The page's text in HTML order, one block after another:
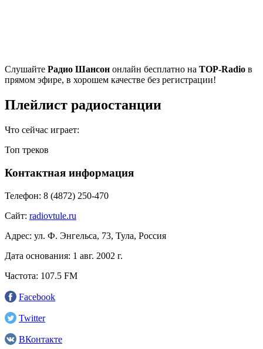
Cлушайте Радио Шансон онлайн бесплатно на TOP-Radio в
прямом эфире, в хорошем качестве без регистрации!
Плейлист радиостанции
Что сейчас играет:
Топ треков
Контактная информация
Телефон: 8 (4872) 250-470
Сайт: radiovtule.ru
Адрес: ул. Ф. Энгельса, 73, Тула, Россия
Дата основания: 1 авг. 2002 г.
Частота: 107.5 FM
Facebook
Twitter
ВКонтакте